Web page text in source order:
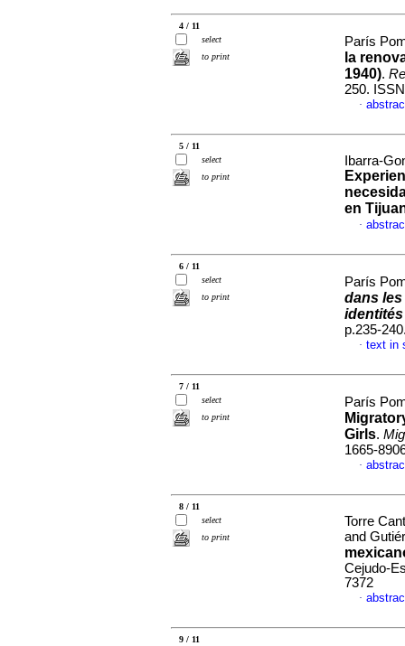
4 / 11
select
to print
París
la
1940).
250.
·
5 / 11
select
to print
Ibarra-
en
·
6 / 11
select
to print
París
dans
p.235-
· text in
7 / 11
select
to print
París
Girls.
1665-
·
8 / 11
select
to print
Torre
and
Cejudo-
7372
·
9 / 11